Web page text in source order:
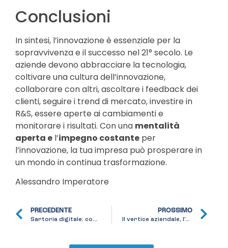
Conclusioni
In sintesi, l’innovazione è essenziale per la
sopravvivenza e il successo nel 21° secolo. Le
aziende devono abbracciare la tecnologia,
coltivare una cultura dell’innovazione,
collaborare con altri, ascoltare i feedback dei
clienti, seguire i trend di mercato, investire in
R&S, essere aperte ai cambiamenti e
monitorare i risultati. Con una mentalità
aperta e l’impegno costante per
l’innovazione, la tua impresa può prosperare in
un mondo in continua trasformazione.
Alessandro Imperatore
PRECEDENTE
Sartoria digitale: come rendere una strategia di comunicazione efficace
PROSSIMO
Il vertice aziendale, l’esempio trainante